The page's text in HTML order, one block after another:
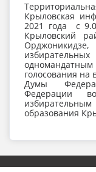
Крыловская
2021 года с
Крыловский
голосования на
Думы
Федерации
образования